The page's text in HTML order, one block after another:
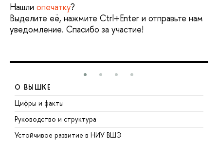
Нашли опечатку?
Выделите её, нажмите Ctrl+Enter и отправьте нам
уведомление. Спасибо за участие!
О ВЫШКЕ
Цифры и факты
Руководство и структура
Устойчивое развитие в НИУ ВШЭ